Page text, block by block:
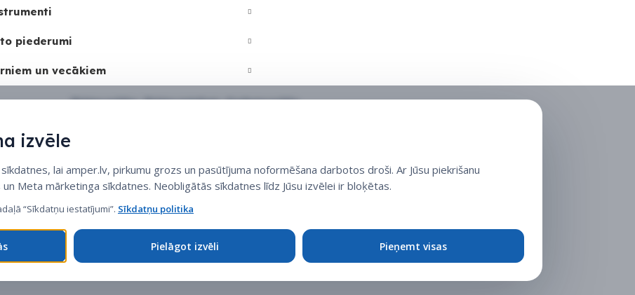
piederumi
un vecākiem
izvēle
lai amper.lv, pirkumu grozs un pasūtījuma noformēšana darbotos droši. Ar Jūsu piekrišanu
Meta mārketinga sīkdatnes. Neobligātās sīkdatnes līdz Jūsu izvēlei ir bloķētas.
“Sīkdatņu iestatījumi”. Sīkdatņu politika
Pielāgot izvēli Pieņemt visas
Sīkdatņu politika• Sīkdatņu iestatījumi •Privātuma politika